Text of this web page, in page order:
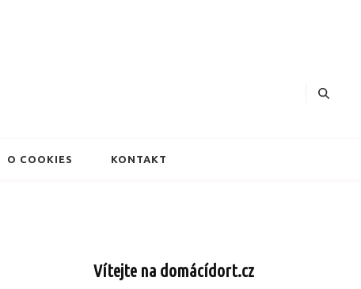
O COOKIES KONTAKT
Vítejte na domácídort.cz